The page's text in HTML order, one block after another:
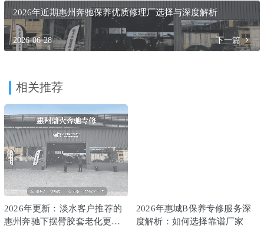
2026年近期惠州奔驰保养优质修理厂选择与深度解析
2026-06-28 下一篇
相关推荐
2026年更新：淡水客户推荐的
惠州奔驰下摆臂胶套老化更换
2026年惠城B保养专修服务深
度解析：如何选择靠谱厂家